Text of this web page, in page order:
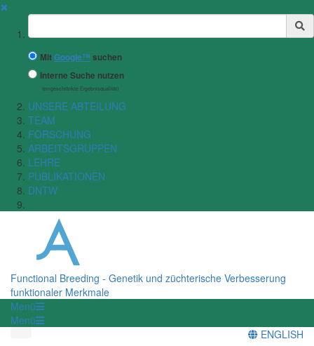
✖
Suchbegriff
MitGoogle™ suchen
Interne Suche nutzen
(eingeschränkte Ergebnisqualität)
UNSERE ABTEILUNG
TEAM
FORSCHUNG
ARBEITSGRUPPEN
LEHRE
PUBLIKATIONEN
DNTW
Functional Breeding - Genetik und züchterische Verbesserung
funktionaler Merkmale
Menü
Menü
ENGLISH